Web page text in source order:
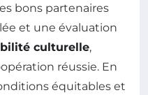
bons partenaires
et une évaluation
culturelle,
réussie. En
équitables et